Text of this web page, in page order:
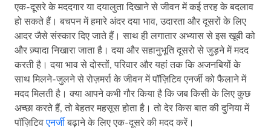
एक-दूसरे के मददगार या दयालुता दिखाने से जीवन में कई तरह के बदलाव
हो सकते हैं। बचपन में हमारे अंदर दया भाव, उदारता और दूसरों के लिए
आदर जैसे संस्कार दिए जाते हैं। साथ ही लगातार अभ्यास से इस खूबी को
और ज़्यादा निखारा जाता है। दया और सहानुभूति दूसरो से जुड़ने में मदद
करती है। दया भाव से दोस्तों, परिवार और यहां तक ​​कि अजनबियों के
साथ मिलने-जुलने से रोज़मर्रा के जीवन में पॉज़िटिव एनर्जी को फैलाने में
मदद मिलती है। क्या आपने कभी गौर किया है कि जब किसी के लिए कुछ
अच्छा करते हैं, तो बेहतर महसूस होता है। तो देर किस बात की दुनिया में
पॉज़िटिवएनर्जीबढ़ाने के लिए एक-दूसरे की मदद करें।